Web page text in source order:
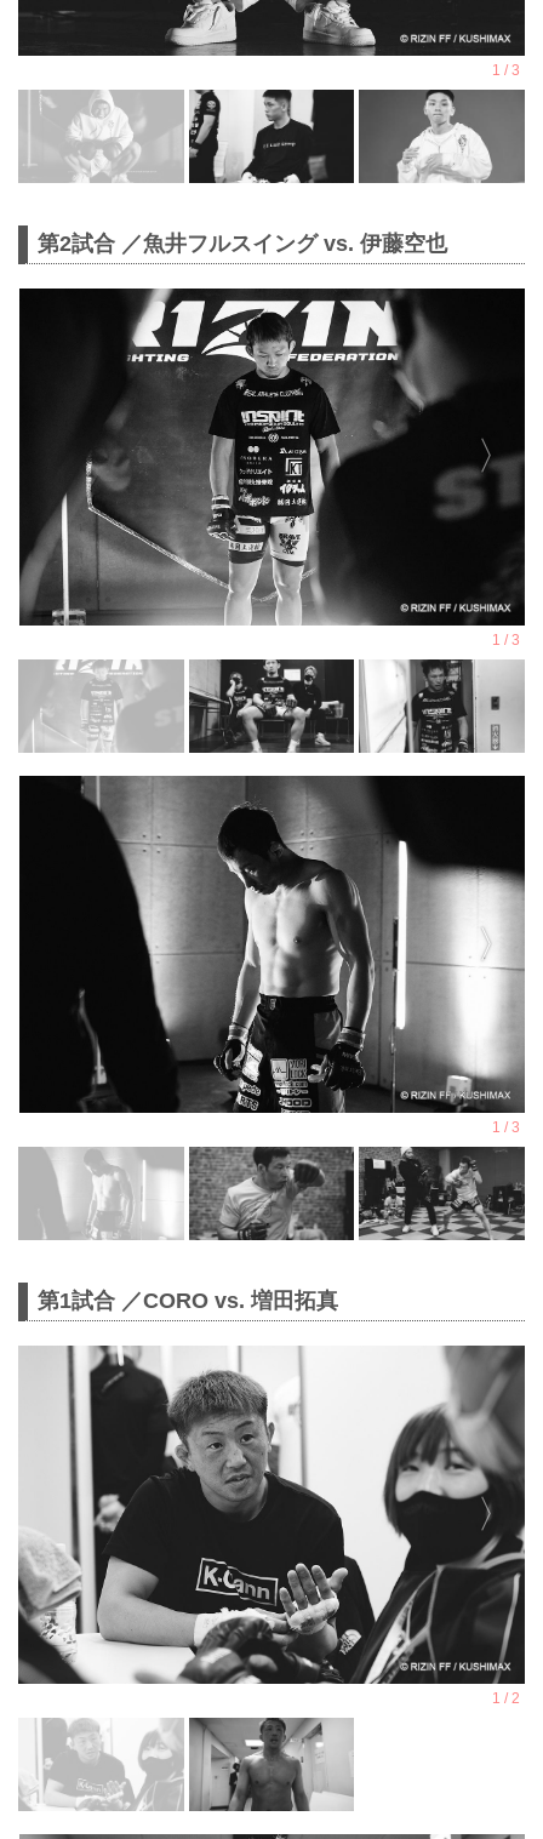
第2試合 ／魚井フルスイング vs. 伊藤空也
第1試合 ／CORO vs. 増田拓真